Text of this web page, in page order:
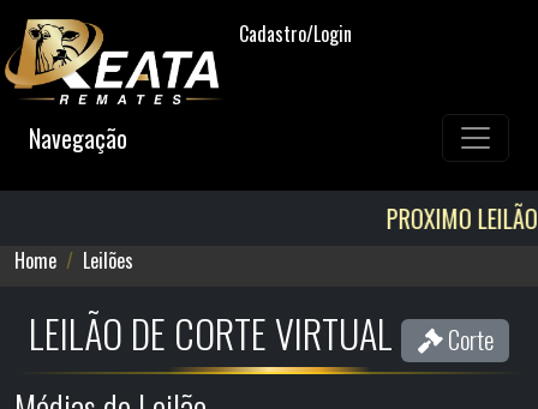
Cadastro/Login
Navegação
PROXIMO LEILÃO 12/08!
Home Leilões
LEILÃO DE CORTE VIRTUAL Corte